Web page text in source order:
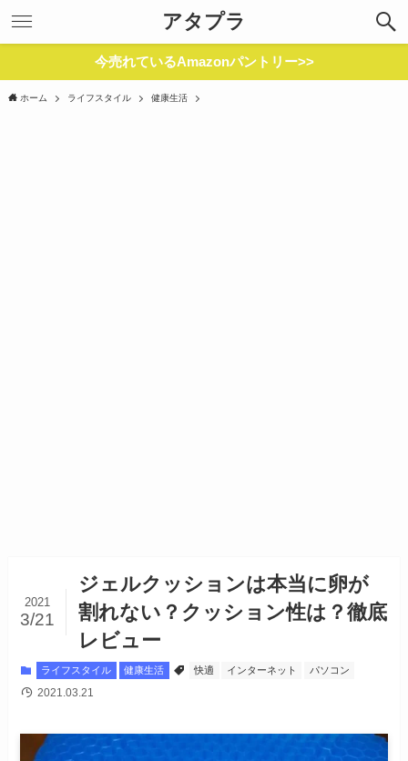
アタプラ
今売れているAmazonパントリー>>
ホーム ライフスタイル 健康生活
ジェルクッションは本当に卵が
割れない？クッション性は？徹底
レビュー
2021
3/21
ライフスタイル 健康生活 快適 インターネット パソコン
2021.03.21